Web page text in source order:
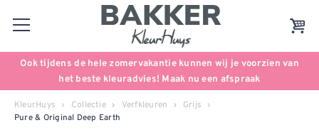
Ook tijdens de hele zomervakantie kunnen wij je voorzien van
het beste kleuradvies! Maak nu een afspraak
KleurHuys Collectie Verfkleuren Grijs
Pure & Original Deep Earth